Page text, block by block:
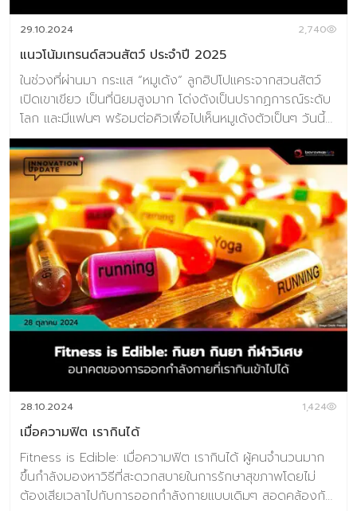
ประธานาธิบดีสมัยแรก ข้อตกลงปารีสจัดทำขึ้นเมื่อปี 2015 มี
เป้าหมายเพื่อควบคุมการเพิ่มขึ้นของอุณหภูมิเฉลี่ยของโลกให้
29.10.2024 2,740
แนวโน้มเทรนด์สวนสัตว์ ประจำปี 2025
ในช่วงที่ผ่านมา กระแส “หมูเด้ง” ลูกฮิปโปแคระจากสวนสัตว์
เปิดเขาเขียว เป็นที่นิยมสูงมาก โด่งดังเป็นปรากฏการณ์ระดับ
โลก และมีแฟนๆ พร้อมต่อคิวเพื่อไปเห็นหมูเด้งตัวเป็นๆ วันนี้ผู้
เขียนจะมาชวนผู้อ่านทุกท่านไปพบกับเทรนด์ของการออกแบบ
สวนสัตว์ในปี 2025 ว่าจะมีแนวโน้มเป็นอย่างไรในอนาคต เมื่อ
เรามองตลาดสวนสัตว์ในภาพรวมระดับโลก ตลาดซึ่งรวม
ธุรกิจพิพิธภัณฑ์ แหล่งประวัติศาสตร์ สวนสัตว์ และสวน
สาธารณะ รวมกันแล้วประมาณการมีมูลค่า 24.93 พันล้านดอล
ล่าสหรัฐ ในปี 2024 และคาดการณ์ว่าในปี 2029 จะมีมูลค่า
52.06 พันล้านดอลล่าสหรัฐ ด้วยอัตราการเติบโตทบต้นอยู่ที่
15.88% แนวโน้มของสวนสัตว์ในปี 2025 คาดว่าจะสะท้อนถึง
การผสมผสานระหว่างเทคโนโลยี การอนุรักษ์ และความคาด
หวังของผู้เข้าชมที่พัฒนาไป สวนสัตว์ยุคใหม่จะเน้นด้านการ
ศึกษา การอนุรักษ์สัตว์ป่า และประสบการณ์เชิงโต้ตอบมากกว่า
การจัดแสดงแบบดั้งเดิม ซึ่งมีแนวโน้มสำคัญที่คาดว่าจะเกิดขึ้น
ในปี 2025 ดังนี้: 1. ประสบการณ์ดิจิทัลเสมือนจริง
AR และ VR เข้ามาใช้เพื่อสร้างประสบการณ์ที่น่าดื่มด่ำมากขึ้น
ให้ผู้เข้าชมได้พบปะกับสัตว์ท […]
28.10.2024 1,424
เมื่อความฟิต เรากินได้
Fitness is Edible: เมื่อความฟิต เรากินได้ ผู้คนจำนวนมาก
ขึ้นกำลังมองหาวิธีที่สะดวกสบายในการรักษาสุขภาพโดยไม่
ต้องเสียเวลาไปกับการออกกำลังกายแบบเดิมๆ สอดคล้องกับ